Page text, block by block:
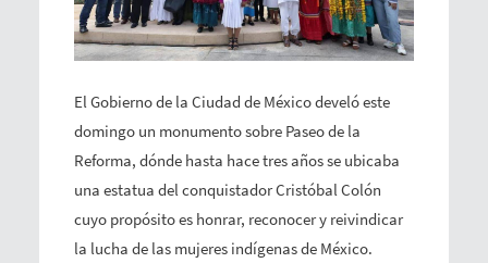
El Gobierno de la Ciudad de México develó este
domingo un monumento sobre Paseo de la
Reforma, dónde hasta hace tres años se ubicaba
una estatua del conquistador Cristóbal Colón
cuyo propósito es honrar, reconocer y reivindicar
la lucha de las mujeres indígenas de México.